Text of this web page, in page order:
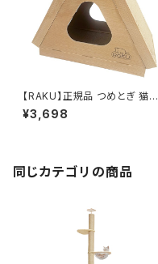
【RAKU】正規品 つめとぎ 猫爪
とぎ ダンボール 爪研ぎハウス
クズが出にい 寝床 耐磨耗性 ス
¥3,698
同じカテゴリの商品